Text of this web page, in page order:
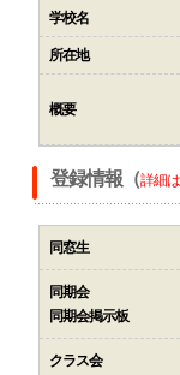
学校名
所在地
概要
登録情報（詳細
同窓生
同期会
同期会掲示板
クラス会